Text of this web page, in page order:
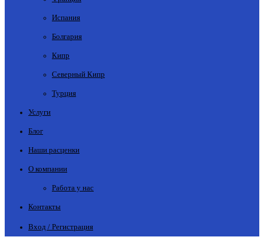
Испания
Болгария
Кипр
Северный Кипр
Турция
Услуги
Блог
Наши расценки
О компании
Работа у нас
Контакты
Вход / Регистрация